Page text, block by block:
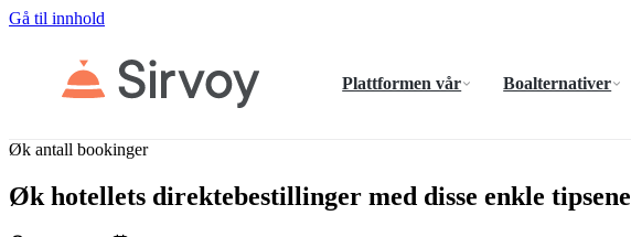
Gå til innhold
Plattformen vår Boalternativer
Øk antall bookinger
Øk hotellets direktebestillinger med disse enkle tipsene